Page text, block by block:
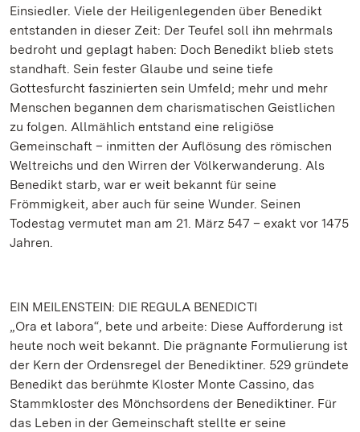
Einsiedler. Viele der Heiligenlegenden über Benedikt
entstanden in dieser Zeit: Der Teufel soll ihn mehrmals
bedroht und geplagt haben: Doch Benedikt blieb stets
standhaft. Sein fester Glaube und seine tiefe
Gottesfurcht faszinierten sein Umfeld; mehr und mehr
Menschen begannen dem charismatischen Geistlichen
zu folgen. Allmählich entstand eine religiöse
Gemeinschaft – inmitten der Auflösung des römischen
Weltreichs und den Wirren der Völkerwanderung. Als
Benedikt starb, war er weit bekannt für seine
Frömmigkeit, aber auch für seine Wunder. Seinen
Todestag vermutet man am 21. März 547 – exakt vor 1475
Jahren.
EIN MEILENSTEIN: DIE REGULA BENEDICTI
„Ora et labora“, bete und arbeite: Diese Aufforderung ist
heute noch weit bekannt. Die prägnante Formulierung ist
der Kern der Ordensregel der Benediktiner. 529 gründete
Benedikt das berühmte Kloster Monte Cassino, das
Stammkloster des Mönchsordens der Benediktiner. Für
das Leben in der Gemeinschaft stellte er seine